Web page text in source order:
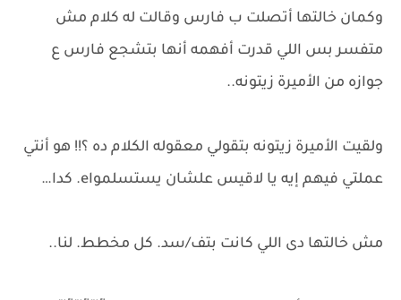
وكمان خالتها أتصلت ب فارس وقالت له كلام مش
متفسر بس اللي قدرت أفهمه أنها بتشجع فارس ع
جوازه من الأميرة زيتونه..
ولقيت الأميرة زيتونه بتقولي معقوله الكلام ده ؟!! هو أنتي
عملتي فيهم إيه يا لاقيس علشان يستسلمواe. كدا…
مش خالتها دى اللي كانت بتف/سد. كل مخطط. لنا..